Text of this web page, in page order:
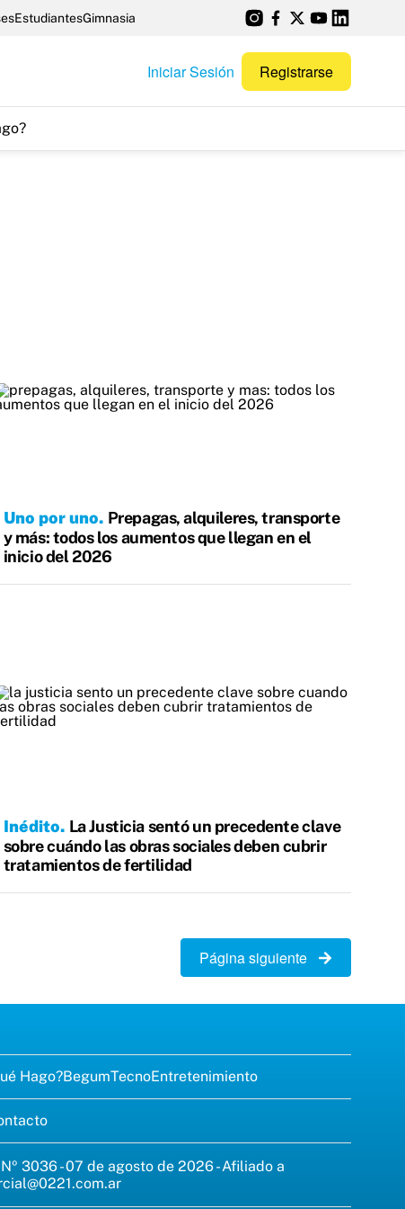
EstudiantesGimnasia
Iniciar Sesión Registrarse
Uno por uno Prepagas, alquileres, transporte
y más: todos los aumentos que llegan en el
inicio del 2026
Inédito La Justicia sentó un precedente clave
sobre cuándo las obras sociales deben cubrir
tratamientos de fertilidad
Página siguiente
Hago?BegumTecnoEntretenimiento
3036 - 07 de agosto de 2026 - Afiliado a